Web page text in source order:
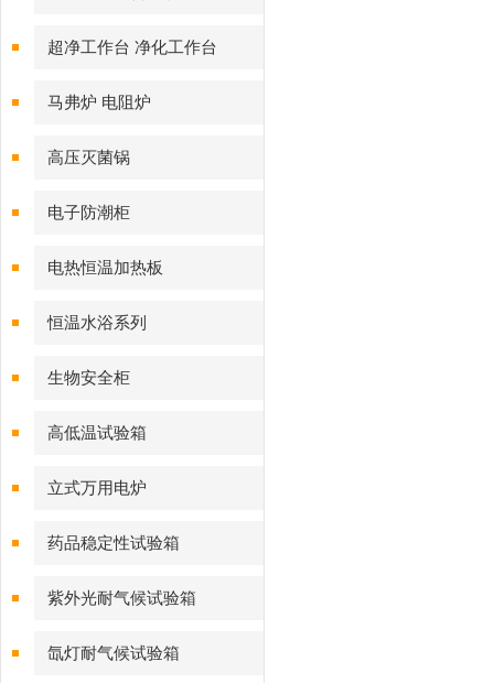
超净工作台 净化工作台
马弗炉 电阻炉
高压灭菌锅
电子防潮柜
电热恒温加热板
恒温水浴系列
生物安全柜
高低温试验箱
立式万用电炉
药品稳定性试验箱
紫外光耐气候试验箱
氙灯耐气候试验箱